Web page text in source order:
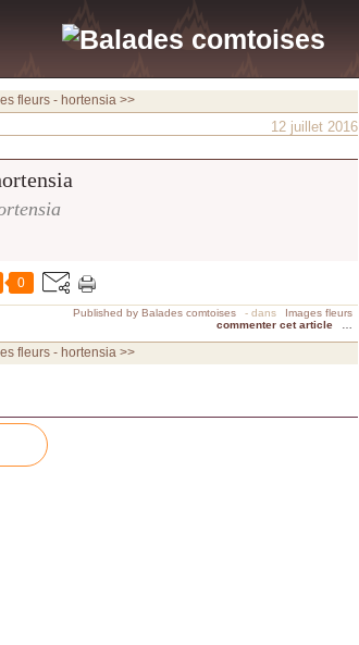
fleurs - hortensia >>
12 juillet 2016
0
Published by Balades comtoises - dans
Images fleurs
commenter cet article
fleurs - hortensia >>